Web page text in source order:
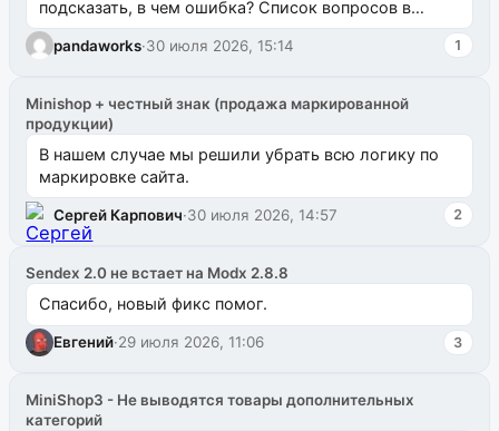
подсказать, в чем ошибка? Список вопросов в
одноименном разделе на modx.pro пока пуст, и,...
pandaworks·30 июля 2026, 15:14 1
Minishop + честный знак (продажа маркированной
продукции)
В нашем случае мы решили убрать всю логику по
маркировке сайта.
Сергей Карпович·30 июля 2026, 14:57 2
Sendex 2.0 не встает на Modx 2.8.8
Спасибо, новый фикс помог.
Евгений·29 июля 2026, 11:06 3
MiniShop3 - Не выводятся товары дополнительных
категорий